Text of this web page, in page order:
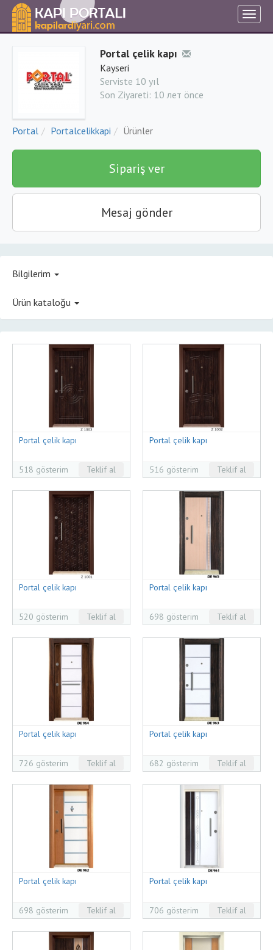
Portal çelik kapı
Kayseri
Serviste 10 yıl
Son Ziyareti: 10 лет önce
Portal Portalcelikkapi Ürünler
Sipariş ver
Mesaj gönder
Bilgilerim
Ürün kataloğu
Portal çelik kapı
518 gösterim Teklif al
Portal çelik kapı
516 gösterim Teklif al
Portal çelik kapı
520 gösterim Teklif al
Portal çelik kapı
698 gösterim Teklif al
Portal çelik kapı
726 gösterim Teklif al
Portal çelik kapı
682 gösterim Teklif al
Portal çelik kapı
698 gösterim Teklif al
Portal çelik kapı
706 gösterim Teklif al